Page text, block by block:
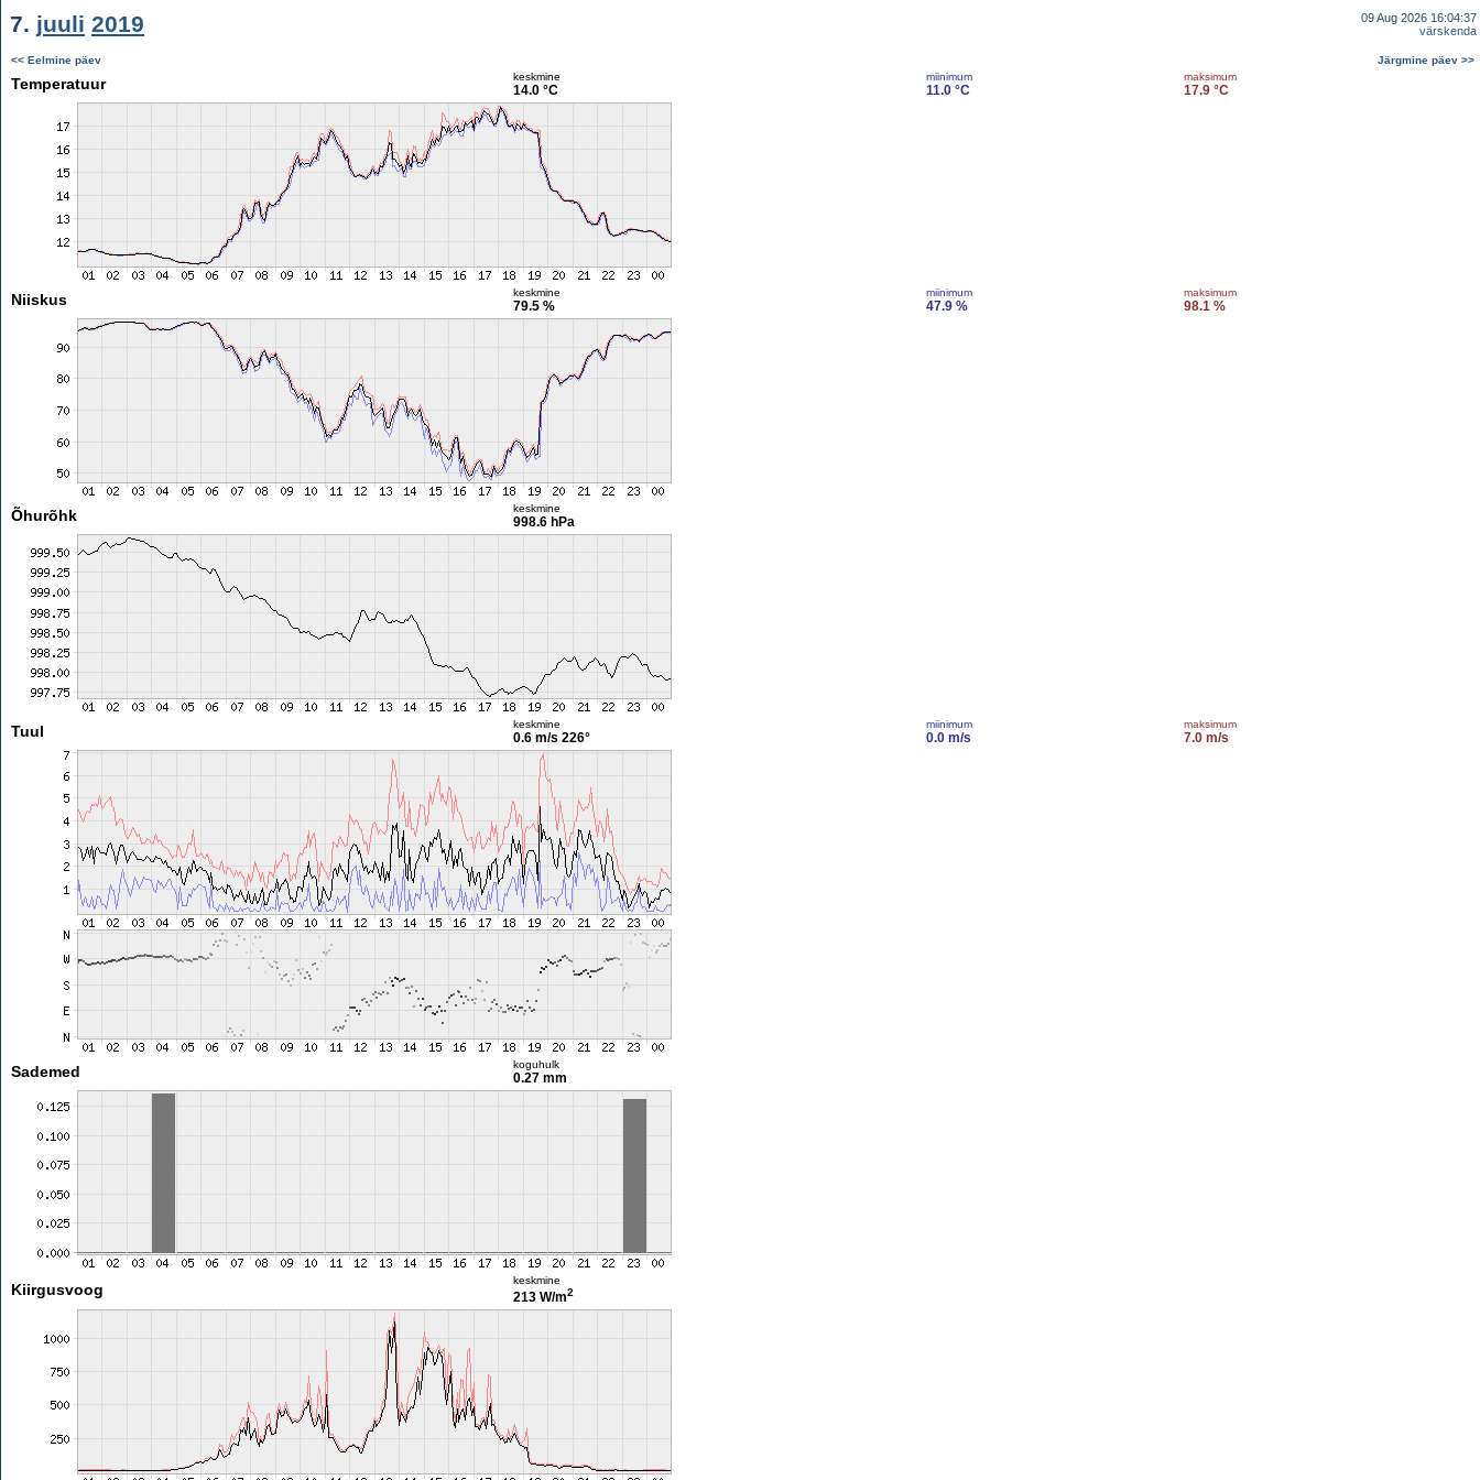
7. juuli 2019
09 Aug 2026 16:04:37
värskenda
<< Eelmine päev Järgmine päev >>
Temperatuur keskmine
14.0 °C
miinimum
11.0 °C
maksimum
17.9 °C
Niiskus keskmine
79.5 %
miinimum
47.9 %
maksimum
98.1 %
Õhurõhk keskmine
998.6 hPa
Tuul keskmine
0.6 m/s 226°
miinimum
0.0 m/s
maksimum
7.0 m/s
Sademed koguhulk
0.27 mm
Kiirgusvoog
keskmine
213 W/m2